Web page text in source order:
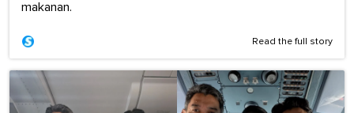
makanan.
Read the full story